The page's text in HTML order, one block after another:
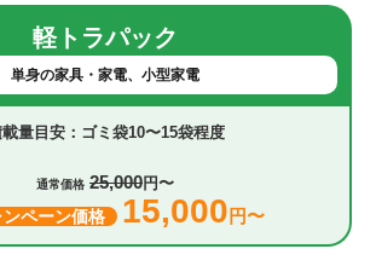
軽トラパック
単身の家具・家電、小型家電
ゴミ袋10〜15袋程度
通常価格 25,000円〜
ンペーン価格 15,000 円〜